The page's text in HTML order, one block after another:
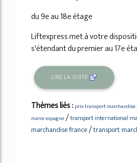
du 9e au 18e étage
Liftexpress met à votre
s'étendant du premier au 17e
LIRE LA SUITE
Thèmes liés : prix transport marchandise
maroc espagne/transport international
marchandise france/transport